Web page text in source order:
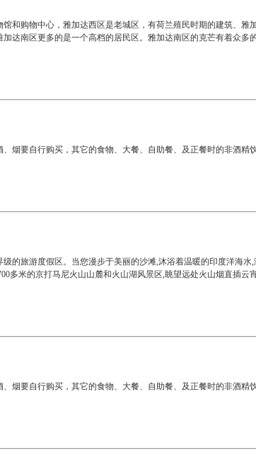
购物中心，雅加达西区是老城区，有荷兰殖民时期的建筑、雅
南区更多的是一个高档的居民区。雅加达南区的克芒有着众多
烟要自行购买，其它的食物、大餐、自助餐、及正餐时的非酒精
的旅游度假区。当您漫步于美丽的沙滩,沐浴着温暖的印度洋海水
多米的京打马尼火山山麓和火山湖风景区,眺望远处火山烟直插云
烟要自行购买，其它的食物、大餐、自助餐、及正餐时的非酒精